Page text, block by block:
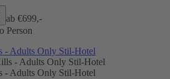
ab €699,-
Person
Adults Only Stil-Hotel
Adults Only Stil-Hotel